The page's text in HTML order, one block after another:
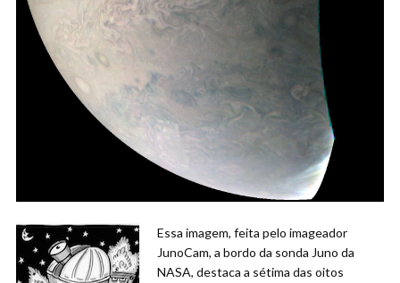
Essa imagem, feita pelo imageador
JunoCam, a bordo da sonda Juno da
NASA, destaca a sétima das oitos